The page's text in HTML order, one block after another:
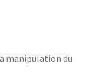
manipulation du